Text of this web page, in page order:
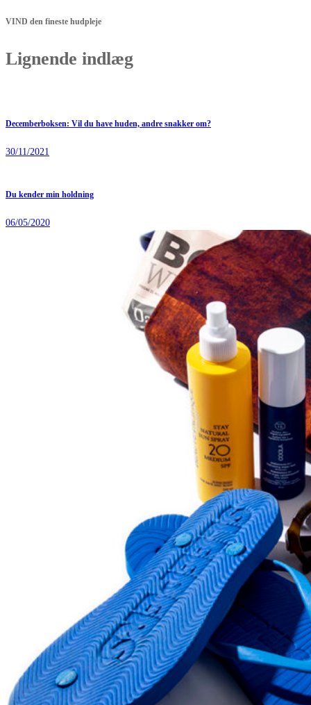
VIND den fineste hudpleje
Lignende indlæg
Decemberboksen: Vil du have huden, andre snakker om?
30/11/2021
Du kender min holdning
06/05/2020